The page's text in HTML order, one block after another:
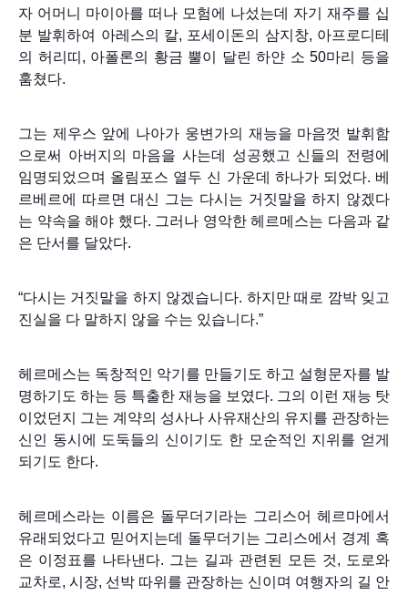
자 어머니 마이아를 떠나 모험에 나섰는데 자기 재주를 십
분 발휘하여 아레스의 칼, 포세이돈의 삼지창, 아프로디테
의 허리띠, 아폴론의 황금 뿔이 달린 하얀 소 50마리 등을
훔쳤다.
그는 제우스 앞에 나아가 웅변가의 재능을 마음껏 발휘함
으로써 아버지의 마음을 사는데 성공했고 신들의 전령에
임명되었으며 올림포스 열두 신 가운데 하나가 되었다. 베
르베르에 따르면 대신 그는 다시는 거짓말을 하지 않겠다
는 약속을 해야 했다. 그러나 영악한 헤르메스는 다음과 같
은 단서를 달았다.
“다시는 거짓말을 하지 않겠습니다. 하지만 때로 깜박 잊고
진실을 다 말하지 않을 수는 있습니다.”
헤르메스는 독창적인 악기를 만들기도 하고 설형문자를 발
명하기도 하는 등 특출한 재능을 보였다. 그의 이런 재능 탓
이었던지 그는 계약의 성사나 사유재산의 유지를 관장하는
신인 동시에 도둑들의 신이기도 한 모순적인 지위를 얻게
되기도 한다.
헤르메스라는 이름은 돌무더기라는 그리스어 헤르마에서
유래되었다고 믿어지는데 돌무더기는 그리스에서 경계 혹
은 이정표를 나타낸다. 그는 길과 관련된 모든 것, 도로와
교차로, 시장, 선박 따위를 관장하는 신이며 여행자의 길 안